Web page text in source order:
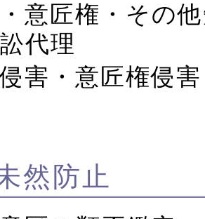
意匠権・その
代理
害・意匠権侵
然防止